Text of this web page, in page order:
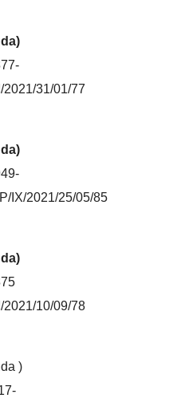
2021/31/01/77
IX/2021/25/05/85
2021/10/09/78
)